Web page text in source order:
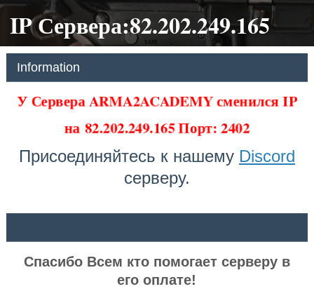
IP Сервера:82.202.249.165
Information
У Сервера ARMA2ACADEMY сменился IP
на82.202.249.165 Порт: 2402
Присоединяйтесь к нашему Discord
серверу.
Спасибо Всем кто помогает серверу в
его оплате!